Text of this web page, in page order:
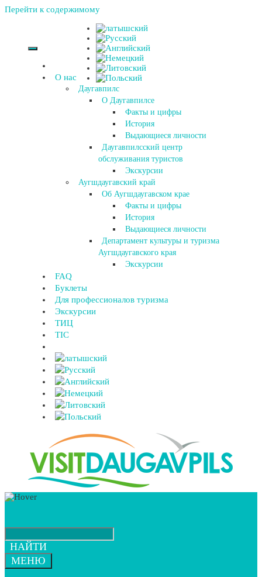
Перейти к содержимому
О нас
Даугавпилс
О Даугавпилсе
Факты и цифры
История
Выдающиеся личности
Даугавпилсский центр
обслуживания туристов
Экскурсии
Аугшдаугавский край
Об Аугшдаугавском крае
Факты и цифры
История
Выдающиеся личности
Департамент культуры и туризма
Аугшдаугавского края
Экскурсии
FAQ
Буклеты
Для профессионалов туризма
Экскурсии
ТИЦ
TIC
НАЙТИ
МЕНЮ